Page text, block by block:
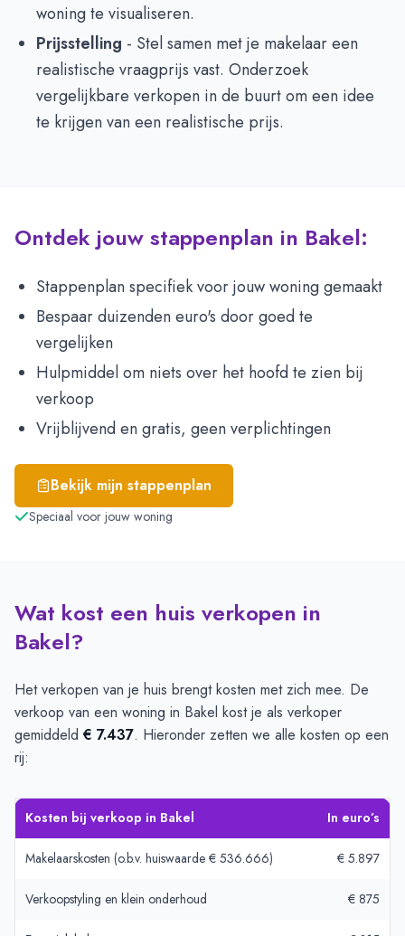
woning te visualiseren.
Prijsstelling - Stel samen met je makelaar een
realistische vraagprijs vast. Onderzoek
vergelijkbare verkopen in de buurt om een idee
te krijgen van een realistische prijs.
Ontdek jouw stappenplan in Bakel:
Stappenplan specifiek voor jouw woning gemaakt
Bespaar duizenden euro's door goed te
vergelijken
Hulpmiddel om niets over het hoofd te zien bij
verkoop
Vrijblijvend en gratis, geen verplichtingen
Bekijk mijn stappenplan
Speciaal voor jouw woning
Wat kost een huis verkopen in
Bakel?
Het verkopen van je huis brengt kosten met zich mee. De
verkoop van een woning in Bakel kost je als verkoper
gemiddeld € 7.437. Hieronder zetten we alle kosten op een
rij:
Kosten bij verkoop in Bakel In euro’s
Makelaarskosten (o.b.v. huiswaarde € 536.666) € 5.897
Verkoopstyling en klein onderhoud € 875